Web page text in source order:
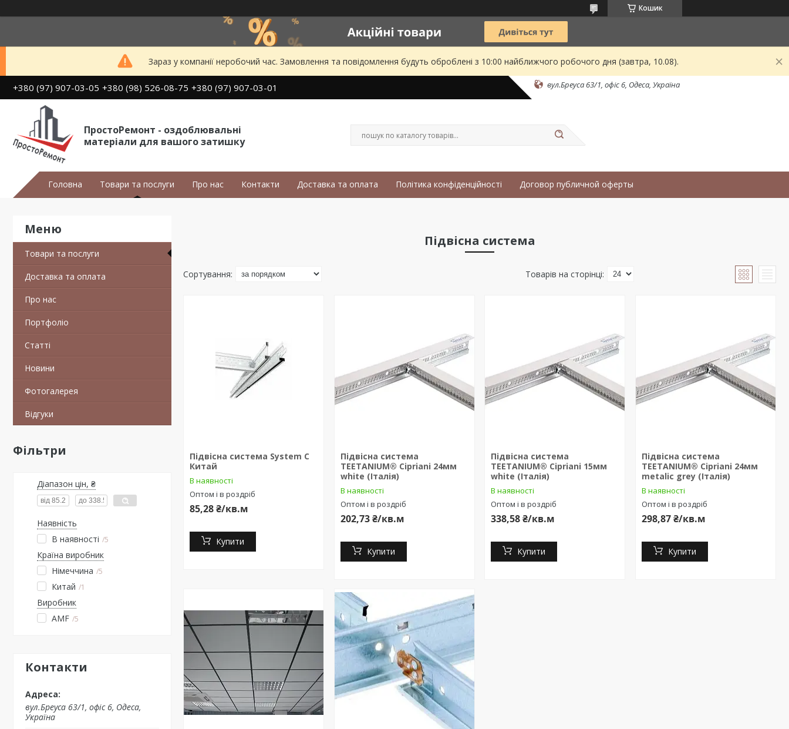
Кошик
Зараз у компанії неробочий час. Замовлення та повідомлення будуть оброблені з 10:00 найближчого робочого дня (завтра, 10.08).
+380 (97) 907-03-05 +380 (98) 526-08-75 +380 (97) 907-03-01 вул.Бреуса 63/1, офіс 6, Одеса, Україна
ПростоРемонт - оздоблювальні
матеріали для вашого затишку
Головна Товари та послуги Про нас Контакти Доставка та оплата Політика конфіденційності Договор публичной оферты
Товари та послуги
Доставка та оплата
Про нас
Портфоліо
Статті
Новини
Фотогалерея
Відгуки
Фільтри
Діапазон цін, ₴
Наявність
В наявності 5
Країна виробник
Німеччина 5
Китай 1
Виробник
AMF 5
Контакти
вул.Бреуса 63/1, офіс 6, Одеса,
Україна
Підвісна система
Підвісна система System С
Китай
В наявності
Оптом і в роздріб
85,28 ₴/кв.м
Купити
Підвісна система
TEETANIUM® Cipriani 24мм
white (Італія)
В наявності
Оптом і в роздріб
202,73 ₴/кв.м
Купити
Підвісна система
TEETANIUM® Cipriani 15мм
white (Італія)
В наявності
Оптом і в роздріб
338,58 ₴/кв.м
Купити
Підвісна система
TEETANIUM® Cipriani 24мм
metalic grey (Італія)
В наявності
Оптом і в роздріб
298,87 ₴/кв.м
Купити